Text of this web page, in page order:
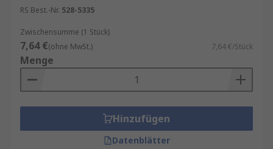
RS Best.-Nr. 528-5335
Zwischensumme (1 Stück)
7,64 €(ohne MwSt.) 7,64 €/Stück
Menge
Hinzufügen
Datenblätter